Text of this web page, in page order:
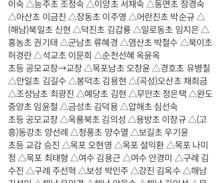
이숙 △능주초 조정숙 △이양초 서재숙 △동면초 장경숙
△아산초 이금진 △장동초 이주영 △어란진초 박순규 △
(해남)북일초 신현 △덕진초 김갑룡 △일로동초 임지은 △
홍농초 권기태 △군남초 류혜경 △염산초 박철수 △북이초
허경란 △석교초 이문희 △순천선혜 옥윤옥
초등 공모교장→교장 △목포남초 오창윤 △경호초 유병칠
△안일초 김길수 △봉덕초 김용현 △(곡성)오산초 채희금
△조성남초 최광진 △예당초 김현 △무안초 정은택 △완도
중앙초 임윤철 △금성초 김덕용 △압해초 심선숙
초등 공모교장 △옥룡북초 김의성 △용방초 이장규 △(고
흥)동강초 양선례 △청풍초 양수열 △보길초 우기윤
초등 교감 승진 △목포 오현영 △목포 설익환 △목포 나미
정 △목포 최태형 △여수 김용근 △여수 안경미 △구례 김
수진 △구례 주선혁 △보성 박인주 △강진 김옥수 △해남